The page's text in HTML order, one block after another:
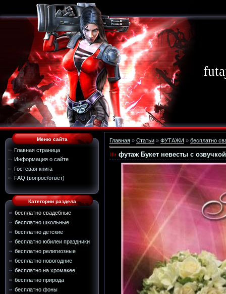
Меню сайта
Главная страница
Информация о сайте
Гостевая книга
FAQ (вопрос/ответ)
Категории раздела
бесплатно свадебные
бесплатно школьные
бесплатно детские
бесплатно юбилеи праздники
бесплатно религиозные
бесплатно новогодние
бесплатно на хромакее
бесплатно природа
бесплатно фоны
Главная » Статьи » ФУТАЖИ » бесплатно
футаж Букет невесты с озвучкой